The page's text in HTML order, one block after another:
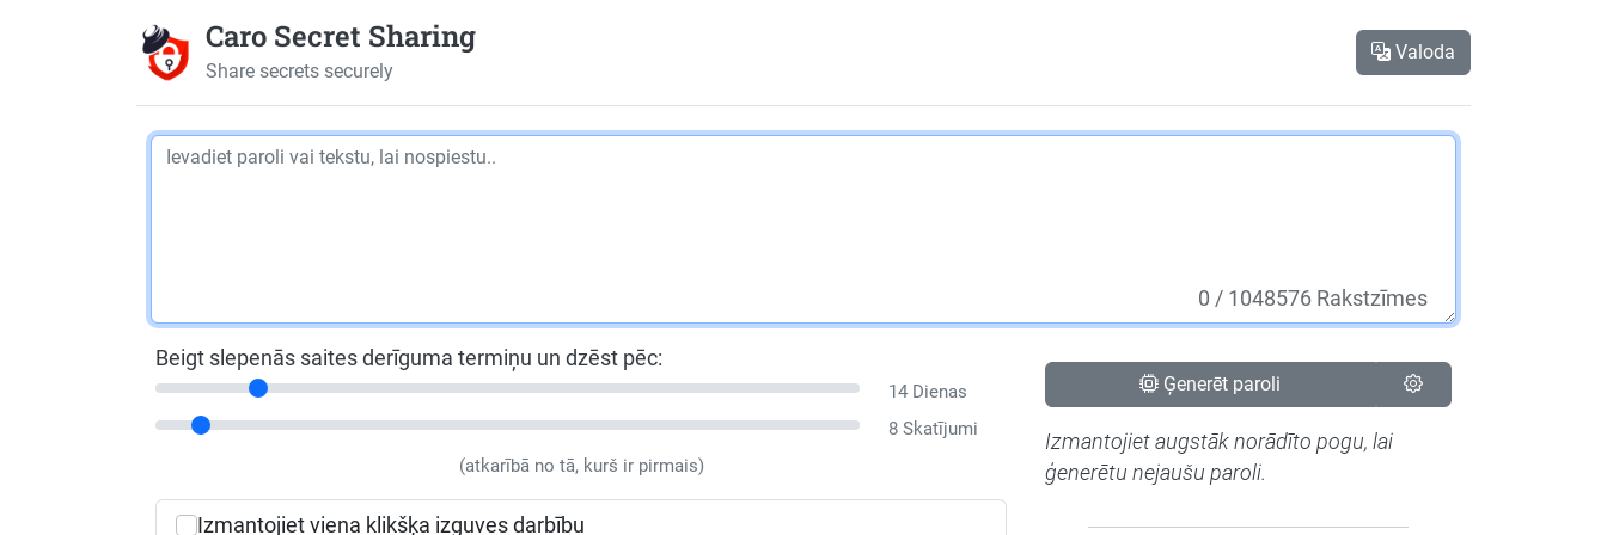
Caro Secret Sharing
Share secrets securely
Valoda
0 / 1048576 Rakstzīmes
Beigt slepenās saites derīguma termiņu un dzēst pēc:
14 Dienas
8 Skatījumi
(atkarībā no tā, kurš ir pirmais)
Izmantojiet viena klikšķa izguves darbību
Ģenerēt paroli
Izmantojiet augstāk norādīto pogu, lai
ģenerētu nejaušu paroli.